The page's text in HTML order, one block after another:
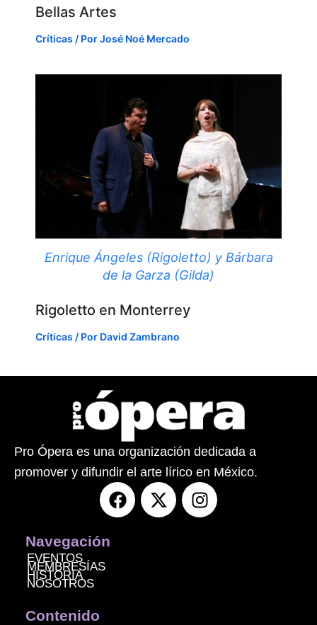
Bellas Artes
Críticas / PorJosé Noé Mercado
Enrique Ángeles (Rigoletto) y Bárbara
de la Garza (Gilda)
Rigoletto en Monterrey
Críticas / Por David Zambrano
Pro Ópera es una organización dedicada a
promover y difundir el arte lírico en México.
F
a
X
-
I
n
Navegación
EVENTOS
MEMBRESÍAS
HISTORIA
NOSOTROS
Contenido